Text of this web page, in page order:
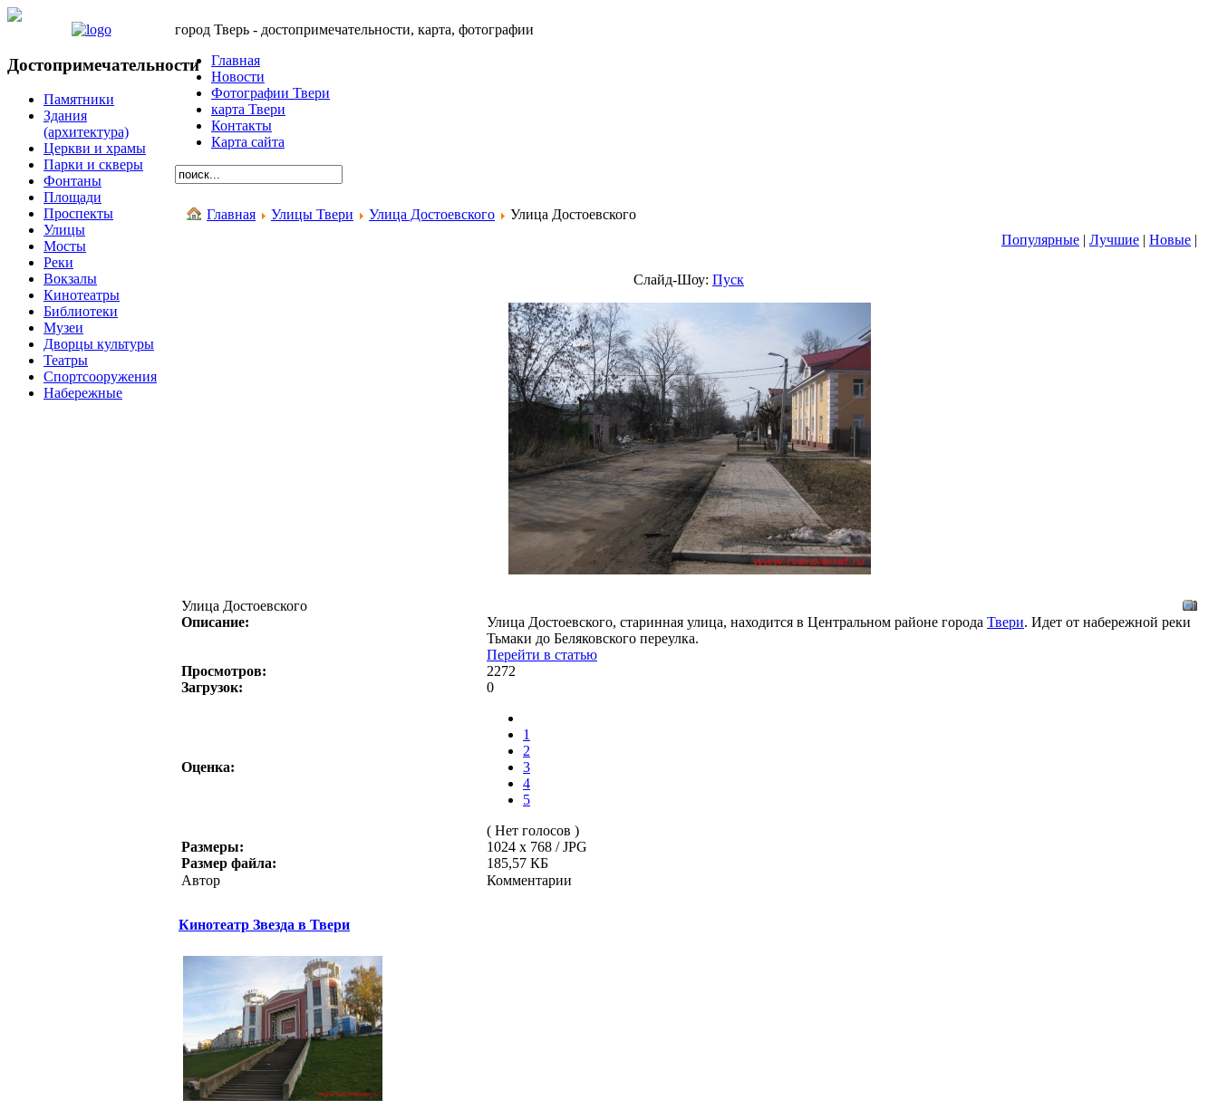
Достопримечательности
Памятники
Здания
(архитектура)
Церкви и храмы
Парки и скверы
Фонтаны
Площади
Проспекты
Улицы
Мосты
Реки
Вокзалы
Кинотеатры
Библиотеки
Музеи
Дворцы культуры
Театры
Спортсооружения
Набережные
город Тверь - достопримечательности, карта, фотографии
Главная
Новости
Фотографии Твери
карта Твери
Контакты
Карта сайта
Главная Улицы Твери Улица Достоевского
Улица Достоевского
Популярные | Лучшие | Новые |
Слайд-Шоу: Пуск
Улица Достоевского
Описание:
Улица Достоевского, старинная улица, находится в Центральном районе города Твери. Идет от набережной реки
Тьмаки до Беляковского переулка.
Перейти в статью
Просмотров:
2272
Загрузок:
0
Оценка:
1
2
3
4
5
( Нет голосов )
Размеры:
1024 x 768 / JPG
Размер файла:
185,57 КБ
Автор
Комментарии
Кинотеатр Звезда в Твери